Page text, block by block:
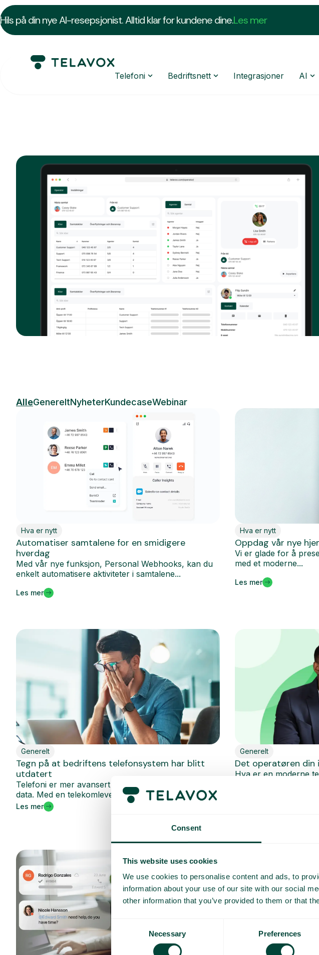
Consent
This website uses cookies
We use cookies to personalise content and ads, to
information about your use of our site with our social
other information that you’ve provided to them or that
Selection
Necessary Preferences
Hils på din nye AI-resepsjonist. Alltid klar for kundene dine.Les mer
Telefoni Bedriftsnett Integrasjoner AI
AlleGenereltNyheterKundecaseWebinar
Hva er nytt
Automatiser samtalene for en smidigere
hverdag
Med vår nye funksjon, Personal Webhooks, kan du
enkelt automatisere aktiviteter i samtalene...
Les mer
Hva er nytt
Oppdag vår nye
Vi er glade for å
med et moderne...
Les mer
Generelt
Tegn på at bedriftens telefonsystem har blitt
utdatert
Telefoni er mer avansert enn samtaler, SIM-kort og
data. Med en telekomleverandør som...
Les mer
Generelt
Det operatøren din
Hva er en moderne